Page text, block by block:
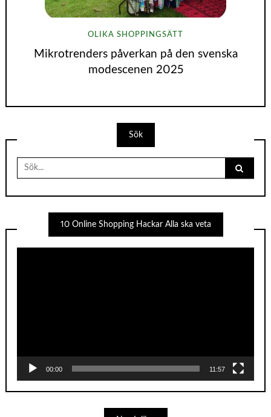
OLIKA SHOPPINGSÄTT
Mikrotrenders påverkan på den svenska
modescenen 2025
Sök
Search
for:
10 Online Shopping Hackar Alla ska veta
00:00 11:57